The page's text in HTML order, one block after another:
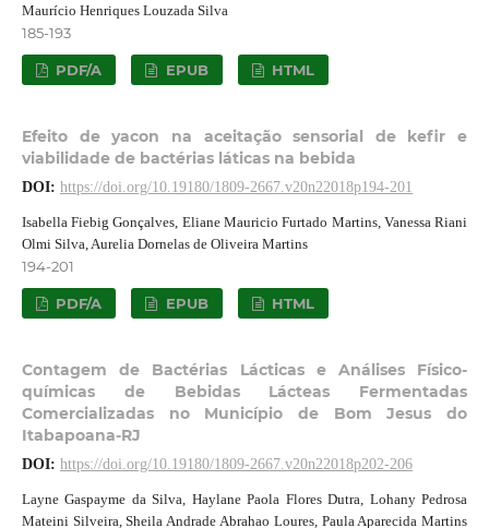
Maurício Henriques Louzada Silva
185-193
PDF/A EPUB HTML
Efeito de yacon na aceitação sensorial de kefir e
viabilidade de bactérias láticas na bebida
DOI: https://doi.org/10.19180/1809-2667.v20n22018p194-201
Isabella Fiebig Gonçalves, Eliane Mauricio Furtado Martins, Vanessa Riani
Olmi Silva, Aurelia Dornelas de Oliveira Martins
194-201
PDF/A EPUB HTML
Contagem de Bactérias Lácticas e Análises Físico-
químicas de Bebidas Lácteas Fermentadas
Comercializadas no Município de Bom Jesus do
Itabapoana-RJ
DOI: https://doi.org/10.19180/1809-2667.v20n22018p202-206
Layne Gaspayme da Silva, Haylane Paola Flores Dutra, Lohany Pedrosa
Mateini Silveira, Sheila Andrade Abrahao Loures, Paula Aparecida Martins